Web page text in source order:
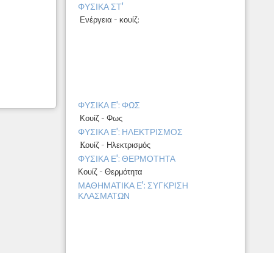
ΦΥΣΙΚΑ ΣΤ'
Ενέργεια - κουίζ:
ΦΥΣΙΚΑ Ε': ΦΩΣ
Κουίζ - Φως
ΦΥΣΙΚΑ Ε': ΗΛΕΚΤΡΙΣΜΟΣ
Kουίζ - Ηλεκτρισμός
ΦΥΣΙΚΑ Ε': ΘΕΡΜΟΤΗΤΑ
Κουίζ - Θερμότητα
ΜΑΘΗΜΑΤΙΚΑ Ε': ΣΥΓΚΡΙΣΗ
ΚΛΑΣΜΑΤΩΝ